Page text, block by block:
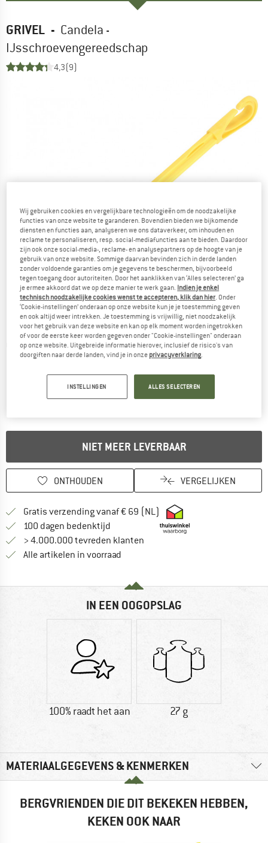
GRIVEL - Candela -
IJsschroevengereedschap
4,3(9)
Gedetailleerde foto's
NIET MEER LEVERBAAR
ONTHOUDEN VERGELIJKEN
Gratis verzending vanaf € 69 (NL) Vind hier de
100 dagen bedenktijd Vind de betalingsinformatie hier!
> 4.000.000 tevreden klanten
Alle artikelen in voorraad
IN EEN OOGOPSLAG
100% raadt het aan 27 g
MATERIAALGEGEVENS & KENMERKEN
BERGVRIENDEN DIE DIT BEKEKEN HEBBEN,
KEKEN OOK NAAR
Wij gebruiken cookies en vergelijkbare technologieën om de noodzakelijke
functies van onze website te garanderen. Bovendien bieden we bijkomende
diensten en functies aan, analyseren we ons dataverkeer, om inhouden en
reclame te personaliseren, resp. social-mediafuncties aan te bieden. Daardoor
zijn ook onze social-media-, reclame- en analysepartners op de hoogte van je
gebruik van onze website. Sommige daarvan bevinden zich in derde landen
zonder voldoende garanties om je gegevens te beschermen, bijvoorbeeld
tegen toegang door autoriteiten. Door het aanklikken van ‘Alles selecteren’ ga
je ermee akkoord dat we op deze manier te werk gaan. Indien je enkel
technisch noodzakelijke cookies wenst te accepteren, klik dan hier. Onder
‘Cookie-instellingen’ onderaan op onze website kun je je toestemming geven
en ook altijd weer intrekken. Je toestemming is vrijwillig, niet noodzakelijk
voor het gebruik van deze website en kan op elk moment worden ingetrokken
of voor de eerste keer worden gegeven onder "Cookie-instellingen" onderaan
op onze website. Uitgebreide informatie hierover, inclusief de risico's van
doorgiften naar derde landen, vind je in onze privacyverklaring.
INSTELLINGEN ALLES SELECTEREN